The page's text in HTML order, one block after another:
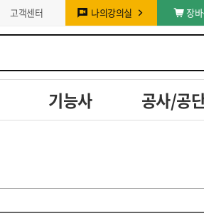
고객센터 나의강의실 장
기능사 공사/공